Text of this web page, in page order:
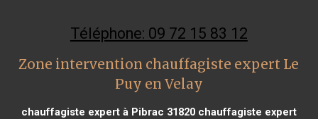
Téléphone: 09 72 15 83 12
Zone intervention chauffagiste expert Le
Puy en Velay
chauffagiste expert à Pibrac 31820chauffagiste expert